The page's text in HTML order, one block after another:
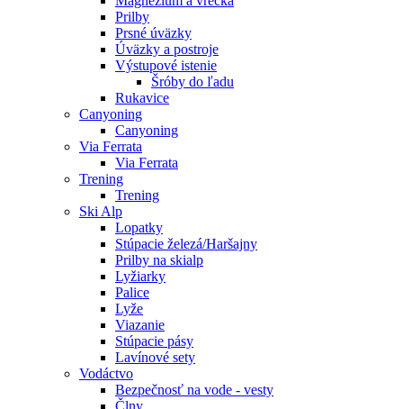
Prilby
Prsné úväzky
Úväzky a postroje
Výstupové istenie
Šróby do ľadu
Rukavice
Canyoning
Canyoning
Via Ferrata
Via Ferrata
Trening
Trening
Ski Alp
Lopatky
Stúpacie železá/Haršajny
Prilby na skialp
Lyžiarky
Palice
Lyže
Viazanie
Stúpacie pásy
Lavínové sety
Vodáctvo
Bezpečnosť na vode - vesty
Člny